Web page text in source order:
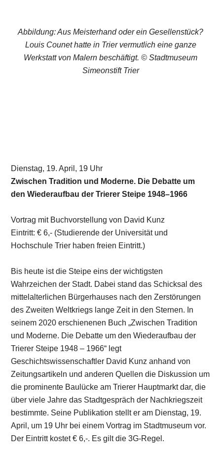
Abbildung: Aus Meisterhand oder ein Gesellenstück?
Louis Counet hatte in Trier vermutlich eine ganze
Werkstatt von Malern beschäftigt. © Stadtmuseum
Simeonstift Trier
Dienstag, 19. April, 19 Uhr
Zwischen Tradition und Moderne. Die Debatte um
den Wiederaufbau der Trierer Steipe 1948–1966
Vortrag mit Buchvorstellung von David Kunz
Eintritt: € 6,- (Studierende der Universität und
Hochschule Trier haben freien Eintritt.)
Bis heute ist die Steipe eins der wichtigsten
Wahrzeichen der Stadt. Dabei stand das Schicksal des
mittelalterlichen Bürgerhauses nach den Zerstörungen
des Zweiten Weltkriegs lange Zeit in den Sternen. In
seinem 2020 erschienenen Buch „Zwischen Tradition
und Moderne. Die Debatte um den Wiederaufbau der
Trierer Steipe 1948 – 1966“ legt
Geschichtswissenschaftler David Kunz anhand von
Zeitungsartikeln und anderen Quellen die Diskussion um
die prominente Baulücke am Trierer Hauptmarkt dar, die
über viele Jahre das Stadtgespräch der Nachkriegszeit
bestimmte. Seine Publikation stellt er am Dienstag, 19.
April, um 19 Uhr bei einem Vortrag im Stadtmuseum vor.
Der Eintritt kostet € 6,-. Es gilt die 3G-Regel.